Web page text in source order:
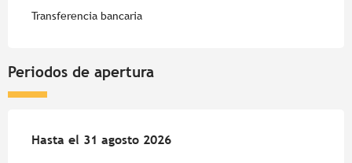
Transferencia bancaria
Periodos de apertura
Del1 julio 2026al 31 agosto 2026
Hasta el 31 agosto 2026